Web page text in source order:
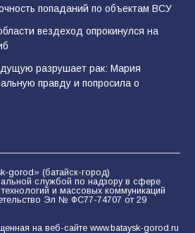
попаданий по объектам ВСУ
вездеход опрокинулся на
разрушает рак: Мария
правду и попросила о
gorod» (батайск-город)
службой по надзору в сфере
и массовых коммуникаций
Эл № ФС77-74707 от 29
на веб-сайте www.bataysk-gorod.ru